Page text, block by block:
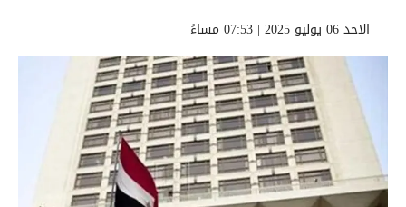
الاحد 06 يوليو 2025 | 07:53 مساءً